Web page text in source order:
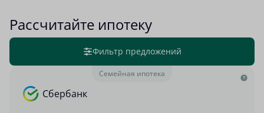
Рассчитайте ипотеку
Фильтр предложений
Семейная ипотека
Сбербанк